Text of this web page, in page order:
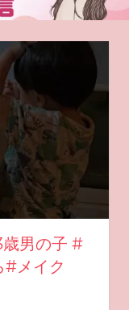
男の子 #
#メイク